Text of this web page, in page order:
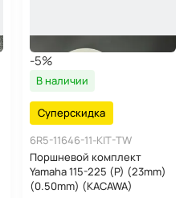
-5%
В наличии
Суперскидка
6R5-11646-11-KIT-TW
Поршневой комплект
Yamaha 115-225 (P) (23mm)
(0.50mm) (KACAWA)